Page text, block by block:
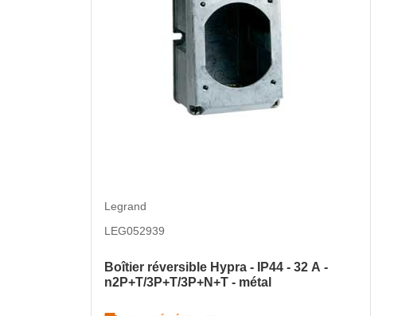
Legrand
LEG052939
Boîtier réversible Hypra - IP44 - 32 A -
n2P+T/3P+T/3P+N+T - métal